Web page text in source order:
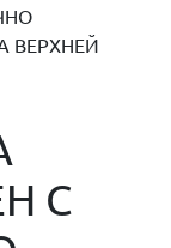
ВЕРХНЕЙ
С